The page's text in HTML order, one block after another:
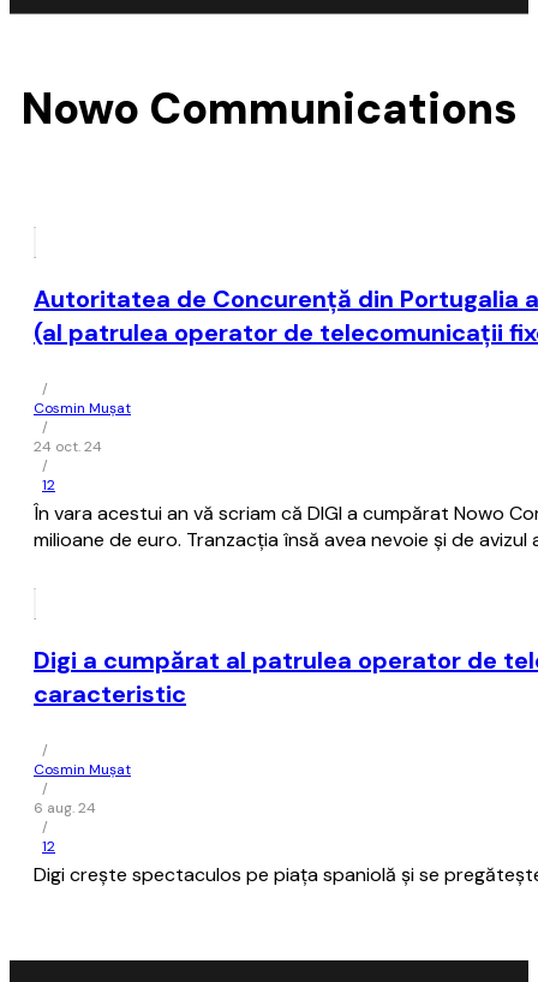
Nowo Communications
Autoritatea de Concurenţă din Portugalia
(al patrulea operator de telecomunicaţii
/
Cosmin Mușat
/
24 oct. 24
/
12
În vara acestui an vă scriam că DIGI a cumpărat Nowo
milioane de euro. Tranzacţia însă avea nevoie şi de
Digi a cumpărat al patrulea operator de
caracteristic
/
Cosmin Mușat
/
6 aug. 24
/
12
Digi creşte spectaculos pe piaţa spaniolă şi se